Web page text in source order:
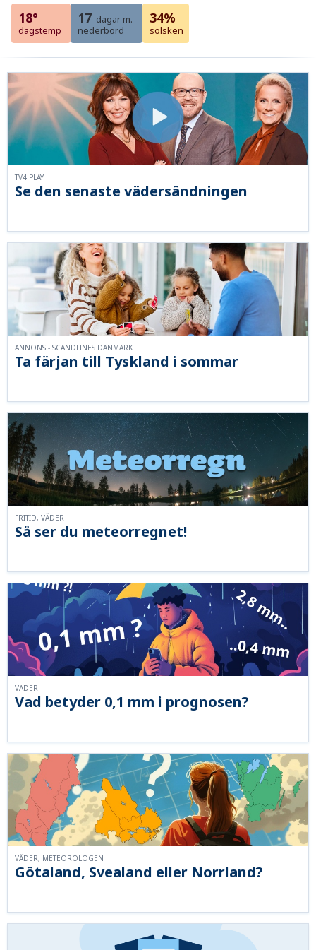
18°
dagstemp
17 dagar m.
nederbörd
34%
solsken
Se den senaste vädersändningen
TV4 PLAY
Ta färjan till Tyskland i sommar
ANNONS - SCANDLINES DANMARK
Så ser du meteorregnet!
FRITID, VÄDER
Vad betyder 0,1 mm i prognosen?
VÄDER
Götaland, Svealand eller Norrland?
VÄDER, METEOROLOGEN